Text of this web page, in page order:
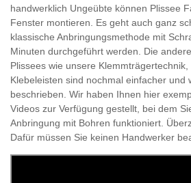
handwerklich Ungeübte können Plissee
Fenster montieren. Es geht auch ganz
klassische Anbringungsmethode mit
Minuten durchgeführt werden. Die
Plissees wie unsere
Klebeleisten sind nochmal einfacher und
beschrieben. Wir haben Ihnen hier
Videos zur Verfügung gestellt, bei dem
Anbringung mit Bohren funktioniert.
Dafür müssen Sie keinen Handwerker